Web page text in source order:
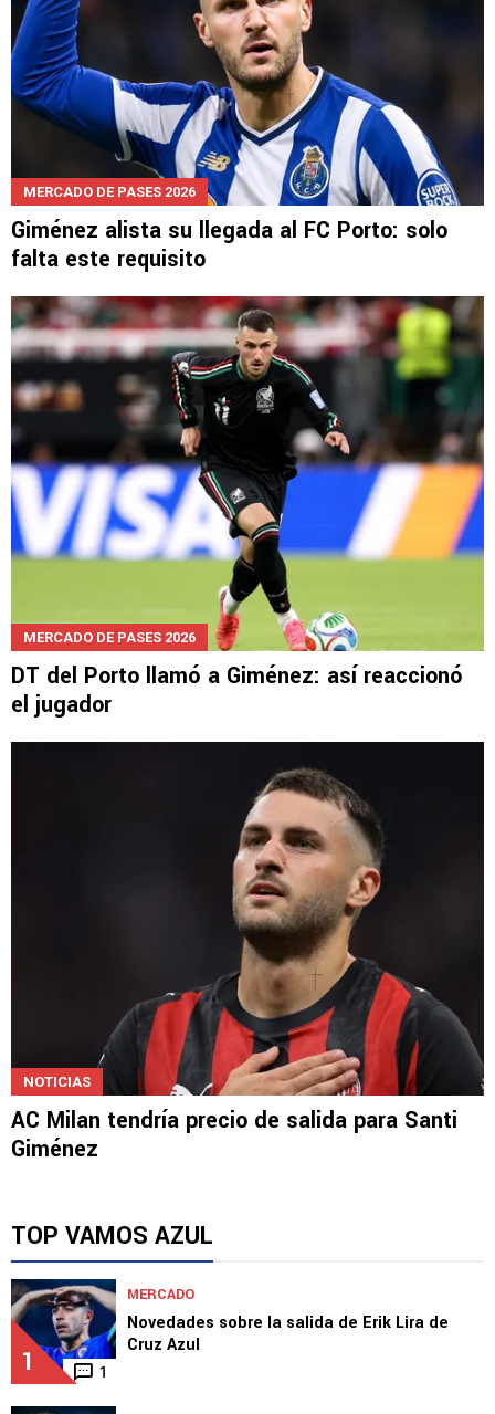
MERCADO DE PASES 2026
Giménez alista su llegada al FC Porto: solo
falta este requisito
MERCADO DE PASES 2026
DT del Porto llamó a Giménez: así reaccionó
el jugador
NOTICIAS
AC Milan tendría precio de salida para Santi
Giménez
TOP VAMOS AZUL
1 1
MERCADO
Novedades sobre la salida de Erik Lira de
Cruz Azul